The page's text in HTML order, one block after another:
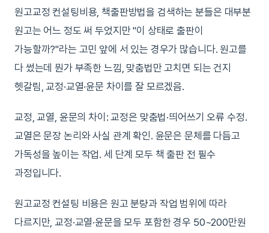
원고교정 컨설팅비용, 책출판방법을 검색하는 분들은 대부분
원고는 어느 정도 써 두었지만 "이 상태로 출판이
가능할까?"라는 고민 앞에 서 있는 경우가 많습니다. 원고를
다 썼는데 뭔가 부족한 느낌, 맞춤법만 고치면 되는 건지
헷갈림, 교정·교열·윤문 차이를 잘 모르겠음.
교정, 교열, 윤문의 차이: 교정은 맞춤법·띄어쓰기 오류 수정.
교열은 문장 논리와 사실 관계 확인. 윤문은 문체를 다듬고
가독성을 높이는 작업. 세 단계 모두 책 출판 전 필수
과정입니다.
원고교정 컨설팅 비용은 원고 분량과 작업 범위에 따라
다르지만, 교정·교열·윤문을 모두 포함한 경우 50~200만원